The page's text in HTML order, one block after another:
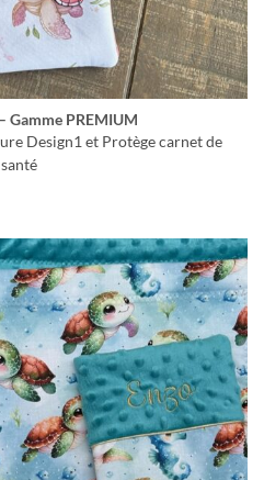
Gamme PREMIUM
Design1 et Protège carnet de
santé